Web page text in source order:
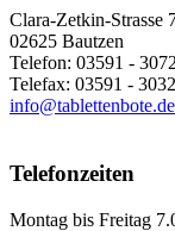
Clara-Zetkin-Strasse
02625 Bautzen
Telefon: 03591 -
Telefax: 03591 -
info@tablettenbote.de
Telefonzeiten
Montag bis Freitag